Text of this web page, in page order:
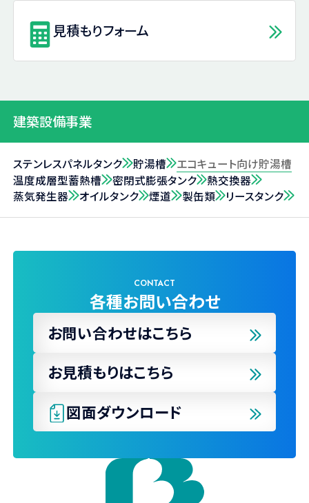
見積もりフォーム
建築設備事業
ステンレスパネルタンク 貯湯槽
エコキュート向け貯湯槽
温度成層型蓄熱槽
密閉式膨張タンク
熱交換器
蒸気発生器
オイルタンク 煙道 製缶類 リースタンク
CONTACT
各種お問い合わせ
お問い合わせはこちら
お見積もりはこちら
図面ダウンロード